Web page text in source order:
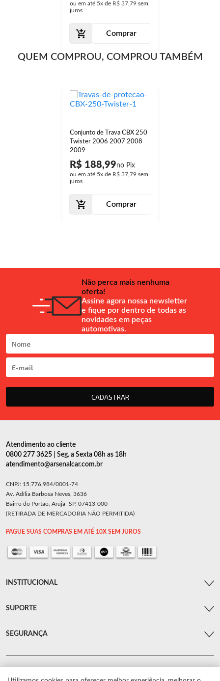
ou em até 5xde R$ 37,79sem
juros
Comprar
QUEM COMPROU, COMPROU TAMBÉM
Conjunto de Trava CBX 250
Twister 2006 2007 2008
2009
R$ 188,99
ou em até 5xde R$ 37,79sem
juros
Comprar
Não perca mais nenhuma
oferta!
Assine agora nossa newsletter
e fique por dentro de todas as
novidades em peças
automotivas.
CADASTRAR
Atendimento ao cliente
0800 277 3625 | Seg. a Sexta 08h as 18h
atendimento@arsenalcar.com.br
CNPJ: 15.776.984/0001-74
Av. Adília Barbosa Neves, 3636
Bairro do Portão, Arujá -SP, 07413-000
(RETIRADA DE MERCADORIA NÃO PERMITIDA)
PAGUE SUAS COMPRAS EM ATÉ 10X SEM JUROS
INSTITUCIONAL
SUPORTE
SEGURANÇA